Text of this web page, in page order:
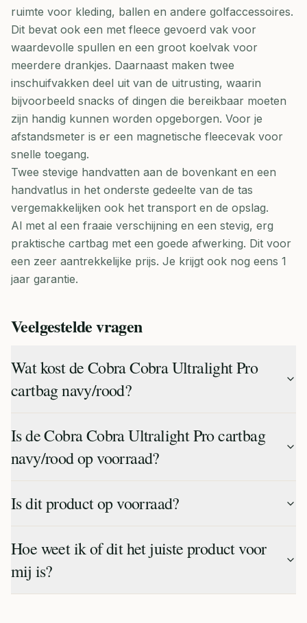
ruimte voor kleding, ballen en andere golfaccessoires.
Dit bevat ook een met fleece gevoerd vak voor
waardevolle spullen en een groot koelvak voor
meerdere drankjes. Daarnaast maken twee
inschuifvakken deel uit van de uitrusting, waarin
bijvoorbeeld snacks of dingen die bereikbaar moeten
zijn handig kunnen worden opgeborgen. Voor je
afstandsmeter is er een magnetische fleecevak voor
snelle toegang.
Twee stevige handvatten aan de bovenkant en een
handvatlus in het onderste gedeelte van de tas
vergemakkelijken ook het transport en de opslag.
Al met al een fraaie verschijning en een stevig, erg
praktische cartbag met een goede afwerking. Dit voor
een zeer aantrekkelijke prijs. Je krijgt ook nog eens 1
jaar garantie.
Veelgestelde vragen
Wat kost de Cobra Cobra Ultralight Pro
cartbag navy/rood?
Is de Cobra Cobra Ultralight Pro cartbag
navy/rood op voorraad?
Is dit product op voorraad?
Hoe weet ik of dit het juiste product voor
mij is?